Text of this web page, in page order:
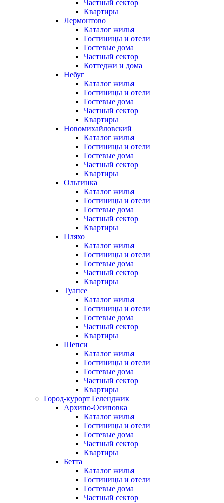
Частный сектор
Квартиры
Лермонтово
Каталог жилья
Гостиницы и отели
Гостевые дома
Частный сектор
Коттеджи и дома
Небуг
Каталог жилья
Гостиницы и отели
Гостевые дома
Частный сектор
Квартиры
Новомихайловский
Каталог жилья
Гостиницы и отели
Гостевые дома
Частный сектор
Квартиры
Ольгинка
Каталог жилья
Гостиницы и отели
Гостевые дома
Частный сектор
Квартиры
Пляхо
Каталог жилья
Гостиницы и отели
Гостевые дома
Частный сектор
Квартиры
Туапсе
Каталог жилья
Гостиницы и отели
Гостевые дома
Частный сектор
Квартиры
Шепси
Каталог жилья
Гостиницы и отели
Гостевые дома
Частный сектор
Квартиры
Город-курорт Геленджик
Архипо-Осиповка
Каталог жилья
Гостиницы и отели
Гостевые дома
Частный сектор
Квартиры
Бетта
Каталог жилья
Гостиницы и отели
Гостевые дома
Частный сектор